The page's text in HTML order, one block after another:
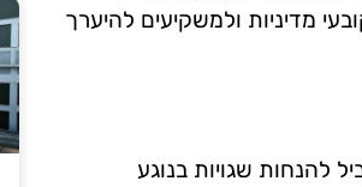
מדיניות ולמשקיעים להיערך
להנחות שגויות בנוגע